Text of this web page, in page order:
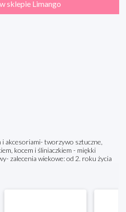
sklepie Limango
i akcesoriami- tworzywo sztuczne,
kocem i śliniaczkiem - miękki
zalecenia wiekowe: od 2. roku życia